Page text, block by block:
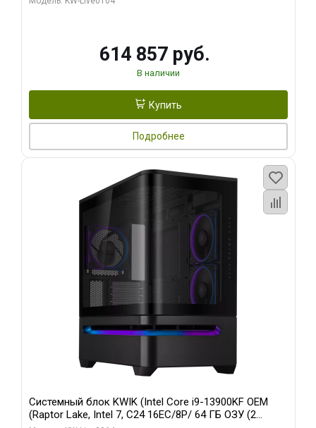
614 857 руб.
В наличии
Купить
Подробнее
Системный блок KWIK (Intel Core i9-13900KF OEM
(Raptor Lake, Intel 7, C24 16EC/8P/ 64 ГБ ОЗУ (2